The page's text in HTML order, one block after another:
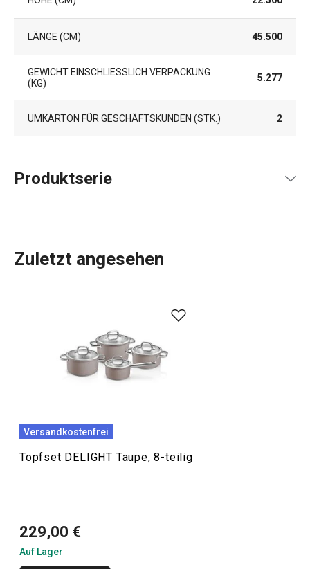
LÄNGE (CM) 45.500
GEWICHT EINSCHLIESSLICH VERPACKUNG (
KG)
5.277
UMKARTON FÜR GESCHÄFTSKUNDEN (STK.) 2
Produktserie
haben wir für alle geschaffen, die hochwertiges
Kochgeschirr für das tägliche
und eine außergewöhnliche Farbgebung suchen - in
diesem Fall die helle Oberflächenfarbe, die typisch für
DELIGHT Kochgeschirr ist.
Zuletzt angesehen
Versandkostenfrei
Topfset DELIGHT Taupe, 8-teilig
229,00 €
Auf Lager